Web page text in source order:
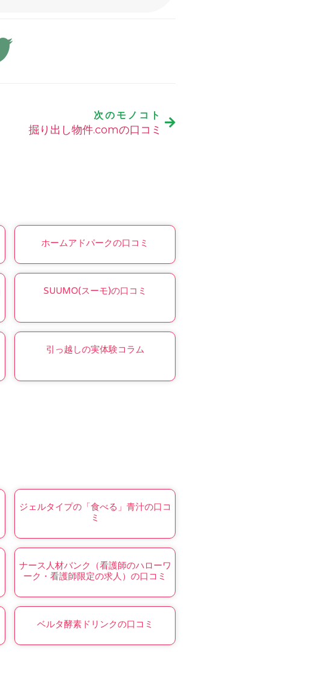
次のモノコト
掘り出し物件.comの口コミ
ホームアドパークの口コミ
SUUMO(スーモ)の口コミ
引っ越しの実体験コラム
ジェルタイプの「食べる」青汁の口コ
ミ
ナース人材バンク（看護師のハローワ
ーク・看護師限定の求人）の口コミ
ベルタ酵素ドリンクの口コミ